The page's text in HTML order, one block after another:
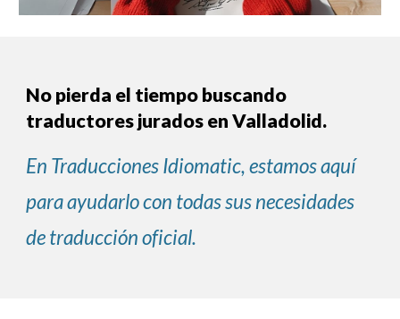
No pierda el tiempo buscando
traductores jurados en Valladolid.
En Traducciones Idiomatic,estamos aquí
para ayudarlo con todas sus necesidades
de traducción oficial.